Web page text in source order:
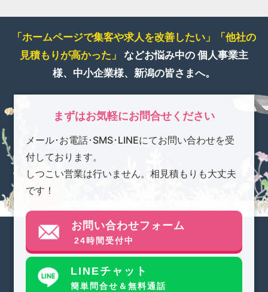
「ホームページで集客や求人を改善したい」
「他社の
見積もりが高かった」 などお悩み中の 個人事業主
様、中小企業様、新潟の皆さまへ。
まずはお気軽にお問合せください
メール･お電話･SMS･LINEにてお問い合わせを受
付しております。
しつこい営業は行いません。相見積もりも大丈夫
です！
お問い合わせフォーム
24時間受付中
LINEチャット
簡単問合せ＆無料通話